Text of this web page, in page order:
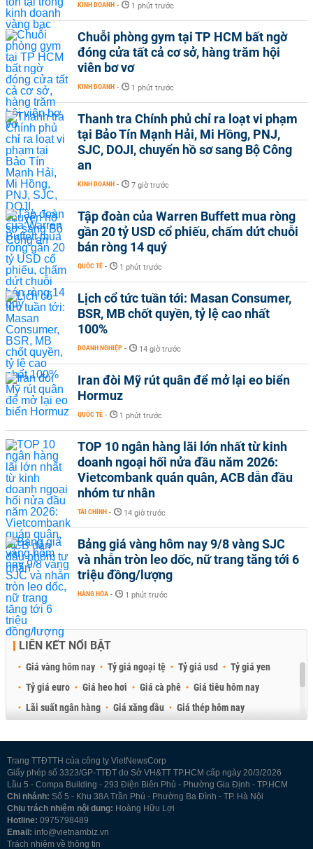
KINH DOANH - 1 phút trước
Chuỗi phòng gym tại TP HCM bất ngờ
đóng cửa tất cả cơ sở, hàng trăm hội
viên bơ vơ
KINH DOANH - 1 phút trước
Thanh tra Chính phủ chỉ ra loạt vi phạm
tại Bảo Tín Mạnh Hải, Mi Hồng, PNJ,
SJC, DOJI, chuyển hồ sơ sang Bộ Công
an
KINH DOANH - 7 giờ trước
Tập đoàn của Warren Buffett mua ròng
gần 20 tỷ USD cổ phiếu, chấm dứt chuỗi
bán ròng 14 quý
QUỐC TẾ - 1 phút trước
Lịch cổ tức tuần tới: Masan Consumer,
BSR, MB chốt quyền, tỷ lệ cao nhất
100%
DOANH NGHIỆP - 14 giờ trước
Iran đòi Mỹ rút quân để mở lại eo biển
Hormuz
QUỐC TẾ - 1 phút trước
TOP 10 ngân hàng lãi lớn nhất từ kinh
doanh ngoại hối nửa đầu năm 2026:
Vietcombank quán quân, ACB dẫn đầu
nhóm tư nhân
TÀI CHÍNH - 14 giờ trước
Bảng giá vàng hôm nay 9/8 vàng SJC
và nhẫn tròn leo dốc, nữ trang tăng tới 6
triệu đồng/lượng
HÀNG HÓA - 1 phút trước
LIÊN KẾT NỔI BẬT
Giá vàng hôm nay Tỷ giá ngoại tệ Tỷ giá usd
Tỷ giá yen
Tỷ giá euro
Giá heo hơi Giá cà phê
Giá tiêu hôm nay
Lãi suất ngân hàng
Giá xăng dầu
Giá thép hôm nay
Trang TTĐTTH của công ty VietNewsCorp
Giấy phép số 3323/GP-TTĐT do Sở VH&TT TP.HCM cấp ngày 20/3/2026
Lầu 5 - Compa Building - 293 Điện Biên Phủ - Phường Gia Định - TP.HCM
Chi nhánh: Số 5 - Khu 38A Trần Phú - Phường Ba Đình - TP. Hà Nội
Chịu trách nhiệm nội dung: Hoàng Hữu Lợi
Hotline: 0975798489
Email: info@vietnambiz.vn
Trách nhiệm về thông tin